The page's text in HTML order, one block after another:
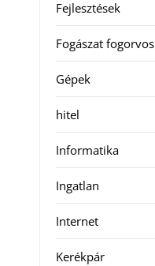
Fejlesztések
Fogászat fogorvos
Gépek
hitel
Informatika
Ingatlan
Internet
Kerékpár